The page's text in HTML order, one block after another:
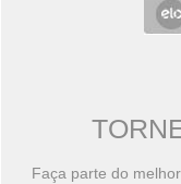
Faça parte do